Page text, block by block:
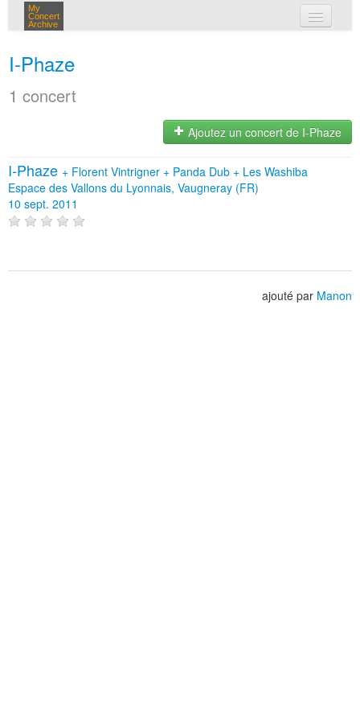
My
Concert
Archive
I-Phaze
1 concert
Ajoutez un concert de I-Phaze
I-Phaze + Florent Vintrigner + Panda Dub + Les Washiba
Espace des Vallons du Lyonnais, Vaugneray (FR)
10 sept. 2011
ajouté par Manon